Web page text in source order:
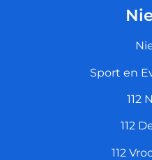
Sport en
112
112
112